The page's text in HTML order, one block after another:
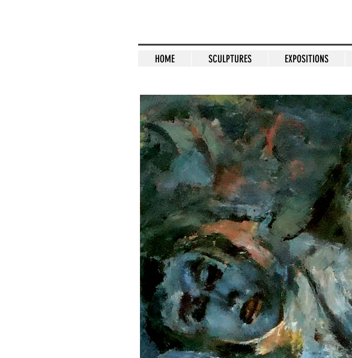
SCULPTURES
HOME SCULPTURES EXPOSITIONS